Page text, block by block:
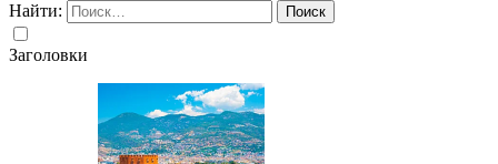
Найти:
Заголовки